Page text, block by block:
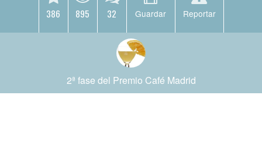
386 895 32 Guardar Reportar
2ª fase del Premio Café Madrid